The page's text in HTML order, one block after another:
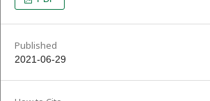
Published
2021-06-29